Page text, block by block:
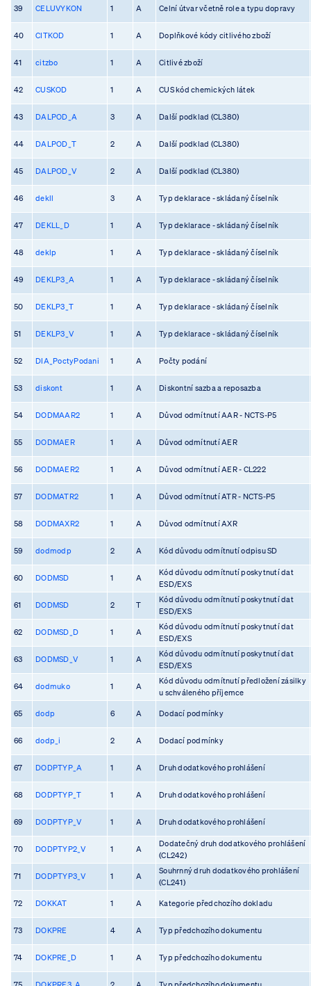
39 CELUVYKON 1 A Celní útvar včetně role a typu dopravy
40 CITKOD 1 A Doplňkové kódy citlivého zboží
41 citzbo 1 A Citlivé zboží
42 CUSKOD 1 A CUS kód chemických látek
43 DALPOD_A 3 A Další podklad (CL380)
44 DALPOD_T 2 A Další podklad (CL380)
45 DALPOD_V 2 A Další podklad (CL380)
46 dekll 3 A Typ deklarace - skládaný číselník
47 DEKLL_D 1 A Typ deklarace - skládaný číselník
48 deklp 1 A Typ deklarace - skládaný číselník
49 DEKLP3_A 1 A Typ deklarace - skládaný číselník
50 DEKLP3_T 1 A Typ deklarace - skládaný číselník
51 DEKLP3_V 1 A Typ deklarace - skládaný číselník
52 DIA_PoctyPodani 1 A Počty podání
53 diskont 1 A Diskontní sazba a reposazba
54 DODMAAR2 1 A Důvod odmítnutí AAR - NCTS-P5
55 DODMAER 1 A Důvod odmítnutí AER
56 DODMAER2 1 A Důvod odmítnutí AER - CL222
57 DODMATR2 1 A Důvod odmítnutí ATR - NCTS-P5
58 DODMAXR2 1 A Důvod odmítnutí AXR
59 dodmodp 2 A Kód důvodu odmítnutí odpisu SD
60 DODMSD 1 A
Kód důvodu odmítnutí poskytnutí dat
ESD/EXS
61 DODMSD 2 T
Kód důvodu odmítnutí poskytnutí dat
ESD/EXS
62 DODMSD_D 1 A
Kód důvodu odmítnutí poskytnutí dat
ESD/EXS
63 DODMSD_V 1 A
Kód důvodu odmítnutí poskytnutí dat
ESD/EXS
64 dodmuko 1 A
Kód důvodu odmítnutí předložení zásilky
u schváleného příjemce
65 dodp 6 A Dodací podmínky
66 dodp_i 2 A Dodací podmínky
67 DODPTYP_A 1 A Druh dodatkového prohlášení
68 DODPTYP_T 1 A Druh dodatkového prohlášení
69 DODPTYP_V 1 A Druh dodatkového prohlášení
70 DODPTYP2_V 1 A
Dodatečný druh dodatkového prohlášení
(CL242)
71 DODPTYP3_V 1 A
Souhrnný druh dodatkového prohlášení
(CL241)
72 DOKKAT 1 A Kategorie předchozího dokladu
73 DOKPRE 4 A Typ předchozího dokumentu
74 DOKPRE_D 1 A Typ předchozího dokumentu